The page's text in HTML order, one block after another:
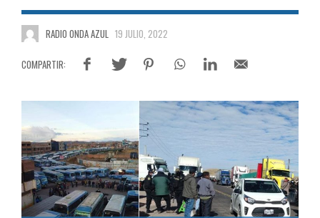
RADIO ONDA AZUL 19 JULIO, 2022